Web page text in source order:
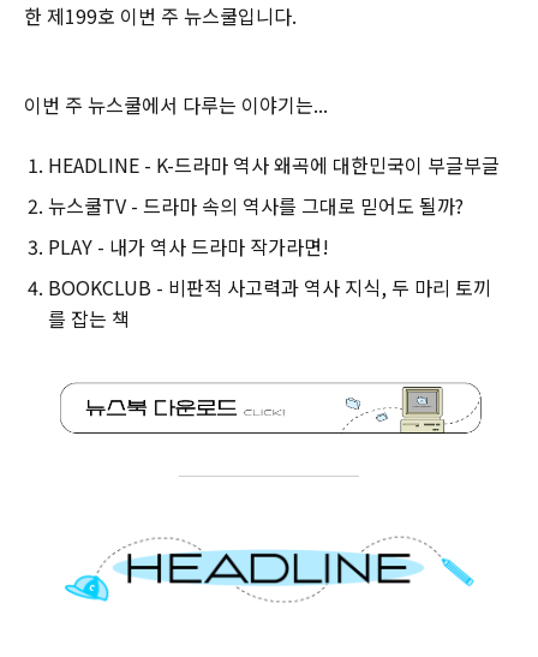
한 제199호 이번 주 뉴스쿨입니다.‌
이번 주 뉴스쿨에서 다루는 이야기는...
HEADLINE - K-드라마 역사 왜곡에 대한민국이 부글부글
뉴스쿨TV - 드라마 속의 역사를 그대로 믿어도 될까?
PLAY - 내가 역사 드라마 작가라면!
BOOKCLUB - 비판적 사고력과 역사 지식, 두 마리 토끼
를 잡는 책